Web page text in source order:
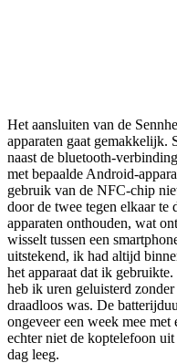
Het aansluiten van de
apparaten gaat gemakkelijk.
naast de bluetooth-
met bepaalde Android-
gebruik van de NFC-chip
door de twee tegen elkaar
apparaten onthouden, wat
wisselt tussen een
uitstekend, ik had altijd
het apparaat dat ik
heb ik uren geluisterd
draadloos was. De
ongeveer een week mee met
echter niet de koptelefoon
dag leeg.